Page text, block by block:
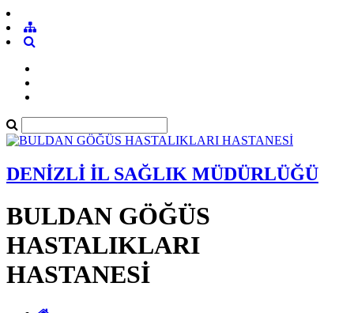
DENİZLİ İL SAĞLIK MÜDÜRLÜĞÜ
BULDAN GÖĞÜS
HASTALIKLARI
HASTANESİ